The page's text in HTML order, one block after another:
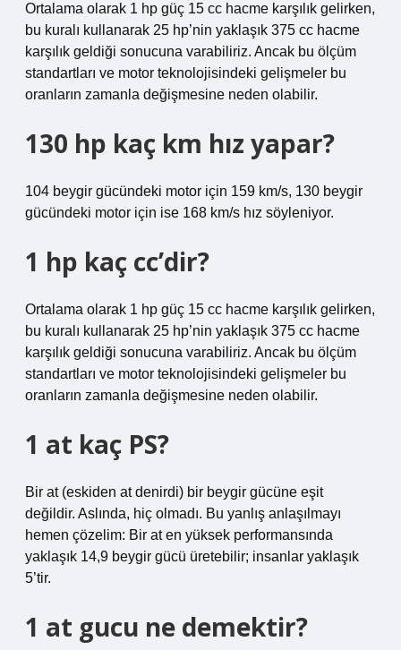
Ortalama olarak 1 hp güç 15 cc hacme karşılık gelirken,
bu kuralı kullanarak 25 hp’nin yaklaşık 375 cc hacme
karşılık geldiği sonucuna varabiliriz. Ancak bu ölçüm
standartları ve motor teknolojisindeki gelişmeler bu
oranların zamanla değişmesine neden olabilir.
130 hp kaç km hız yapar?
104 beygir gücündeki motor için 159 km/s, 130 beygir
gücündeki motor için ise 168 km/s hız söyleniyor.
1 hp kaç cc’dir?
Ortalama olarak 1 hp güç 15 cc hacme karşılık gelirken,
bu kuralı kullanarak 25 hp’nin yaklaşık 375 cc hacme
karşılık geldiği sonucuna varabiliriz. Ancak bu ölçüm
standartları ve motor teknolojisindeki gelişmeler bu
oranların zamanla değişmesine neden olabilir.
1 at kaç PS?
Bir at (eskiden at denirdi) bir beygir gücüne eşit
değildir. Aslında, hiç olmadı. Bu yanlış anlaşılmayı
hemen çözelim: Bir at en yüksek performansında
yaklaşık 14,9 beygir gücü üretebilir; insanlar yaklaşık
5’tir.
1 at gucu ne demektir?